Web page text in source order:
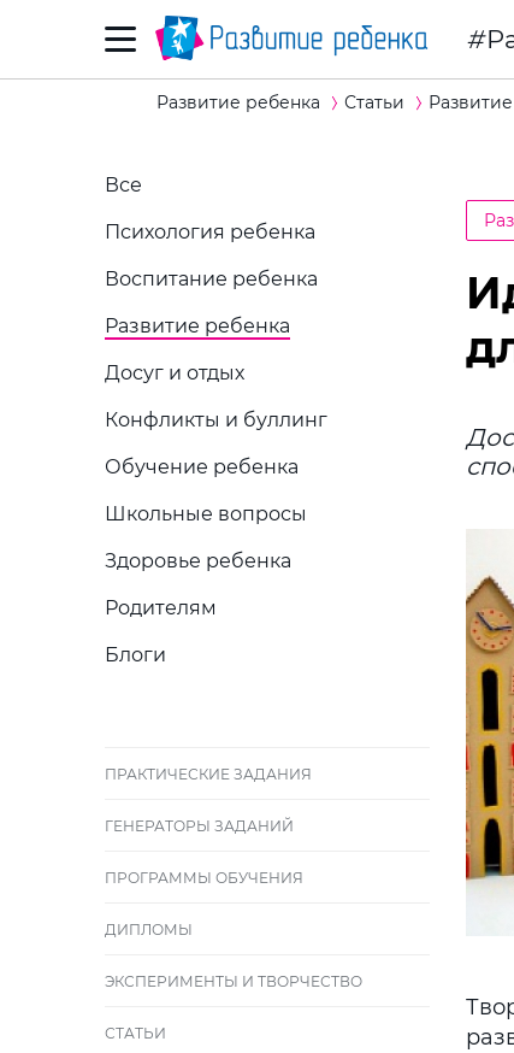
Развитие ребенка Статьи
Все
Психология ребенка
Воспитание ребенка
Развитие ребенка
Досуг и отдых
Конфликты и буллинг
Обучение ребенка
Школьные вопросы
Здоровье ребенка
Родителям
Блоги
ПРАКТИЧЕСКИЕ ЗАДАНИЯ
ГЕНЕРАТОРЫ ЗАДАНИЙ
ПРОГРАММЫ ОБУЧЕНИЯ
ДИПЛОМЫ
ЭКСПЕРИМЕНТЫ И ТВОРЧЕСТВО
СТАТЬИ